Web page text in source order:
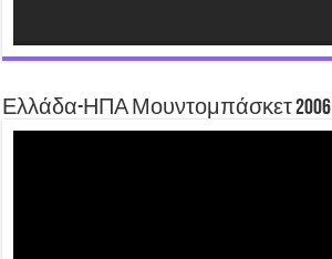
Ελλάδα-ΗΠΑ Μουντομπάσκετ 2006